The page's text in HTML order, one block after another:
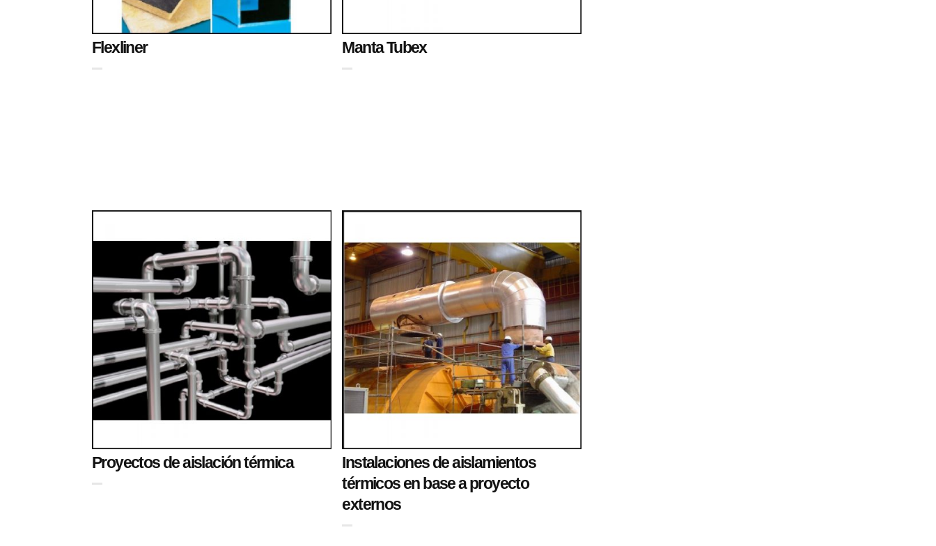
Flexliner Manta Tubex
Proyectos de aislación térmica
Instalaciones de aislamientos
térmicos en base a proyecto
externos